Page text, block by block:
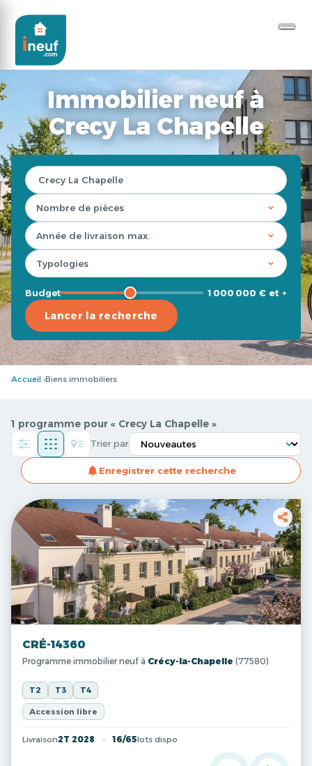
Immobilier neuf à
Crecy La Chapelle
Budget 1 000 000 € et +
Lancer la recherche
Accueil Biens immobiliers
1 programme pour « Crecy La Chapelle »
Enregistrer cette recherche
Trier par
CRÉ-14360
Programme immobilier neuf à Crécy-la-Chapelle (77580)
T2 T3 T4
Accession libre
Livraison2T 2028 16/65lots dispo